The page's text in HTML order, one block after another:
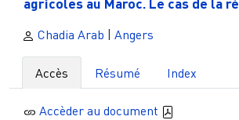
Chadia Arab | Angers
Accès Résumé Index
Accèder au document